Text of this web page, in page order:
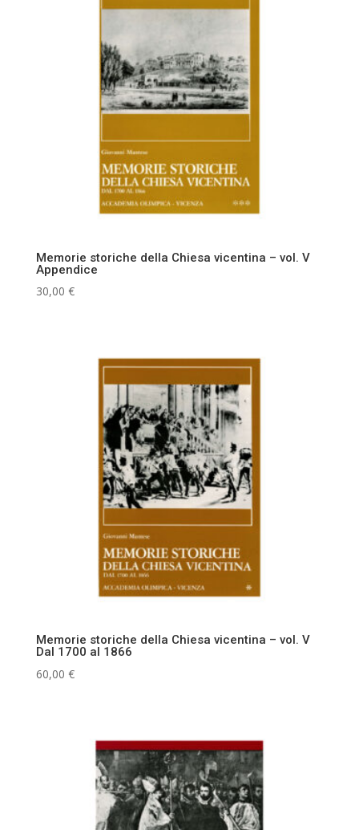
Memorie storiche della Chiesa vicentina – vol. V
Appendice
30,00 €
Memorie storiche della Chiesa vicentina – vol. V
Dal 1700 al 1866
60,00 €